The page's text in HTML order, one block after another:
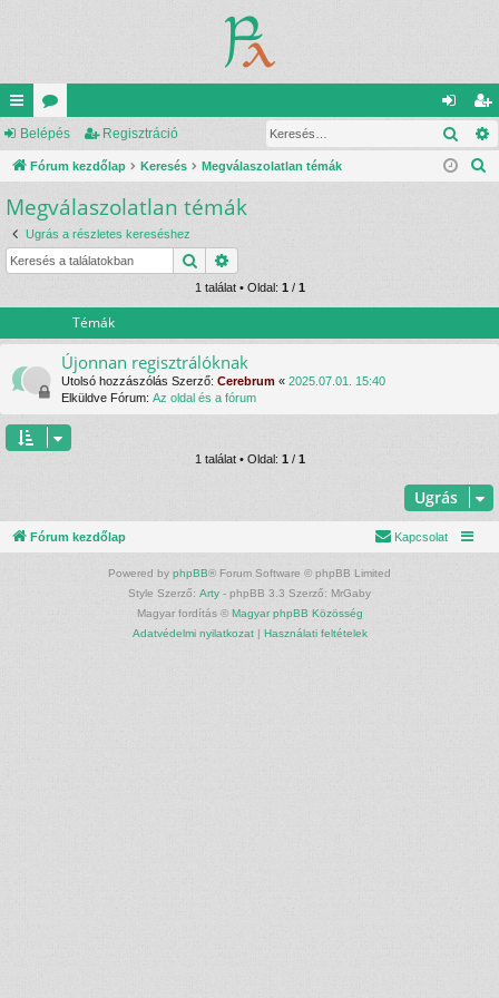
yo
rs
lin
ke
k
ór
u
m
ok
el
ép
eg
is
Belépés Regisztráció
Fórum kezdőlap Keresés Megválaszolatlan témák
s
Megválaszolatlan témák
Ugrás a részletes kereséshez
Keresés
1 találat • Oldal: 1 / 1
Témák
Újonnan regisztrálóknak
Utolsó hozzászólás Szerző: Cerebrum « 2025.07.01. 15:40
Elküldve Fórum: Az oldal és a fórum
1 találat • Oldal: 1/ 1
Ugrás
Fórum kezdőlap Kapcsolat
Powered by phpBB® Forum Software © phpBB Limited
Style Szerző: Arty - phpBB 3.3 Szerző: MrGaby
Magyar fordítás © Magyar phpBB Közösség
Adatvédelmi nyilatkozat| Használati feltételek